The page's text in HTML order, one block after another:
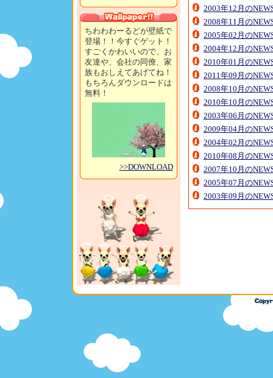
ちわわわーるどが壁紙で
登場！！今すぐゲット！
すごくかわいいので、お
友達や、会社の同僚、家
族もおしえてあげてね！
もちろんダウンロードは
無料！
>>DOWNLOAD
2003年12月の
2008年11月の
2005年02月の
2004年12月の
2010年01月の
2011年09月の
2008年10月の
2010年10月の
2003年06月の
2009年04月の
2004年02月の
2010年08月の
2007年10月の
2005年07月の
2003年09月の